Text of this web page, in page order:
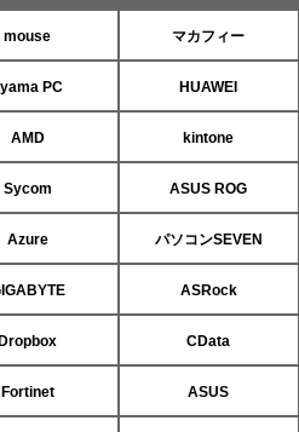
mouse マカフィー
PC HUAWEI
AMD kintone
Sycom ASUS ROG
Azure パソコンSEVEN
ASRock
CData
Fortinet ASUS